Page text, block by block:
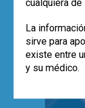
cualquiera
La
sirve para
existe entre
y su médico.